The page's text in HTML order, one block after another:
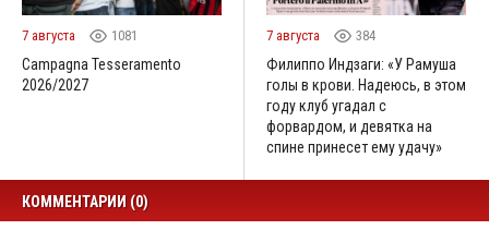
7 августа 1081
Campagna Tesseramento
2026/2027
7 августа 384
Филиппо Индзаги: «У Рамуша
голы в крови. Надеюсь, в этом
году клуб угадал с
форвардом, и девятка на
спине принесет ему удачу»
КОММЕНТАРИИ (0)